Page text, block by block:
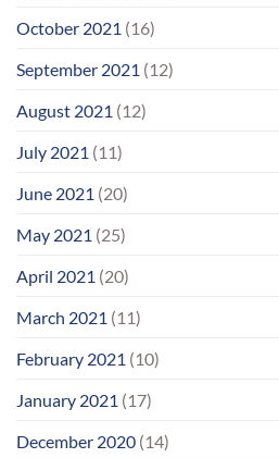
October 2021 (16)
September 2021 (12)
August 2021 (12)
July 2021 (11)
June 2021 (20)
May 2021 (25)
April 2021 (20)
March 2021 (11)
February 2021 (10)
January 2021 (17)
December 2020 (14)